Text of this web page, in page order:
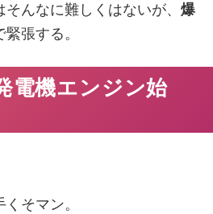
んなに難しくはないが、 爆
緊張する。
電機エンジン始
そマン。